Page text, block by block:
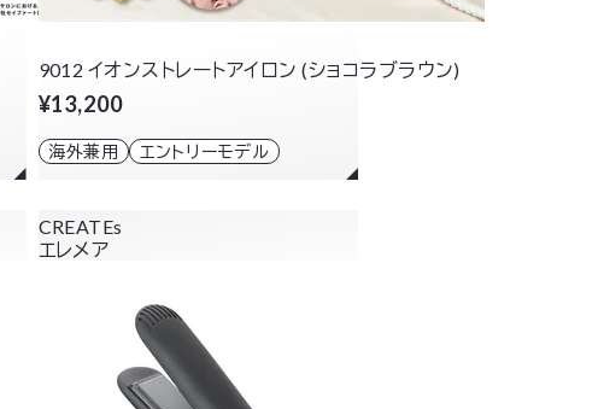
9012 イオンストレートアイロン (ショコラブラウン)
¥13,200
海外兼用 エントリーモデル
CREATEs
エレメア